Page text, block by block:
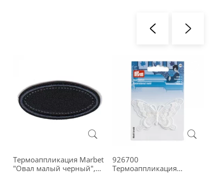
Термоаппликация Marbet
"Овал малый черный",
926700
Термоаппликация